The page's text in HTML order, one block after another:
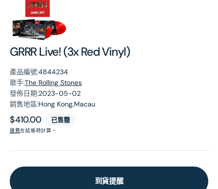
GRRR Live! (3x Red Vinyl)
產品編號:4844234
歌手:The Rolling Stones
發佈日期:2023-05-02
銷售地區:Hong Kong,Macau
原
價
$410.00 已售罄
運費在結帳時計算。
到貨提醒